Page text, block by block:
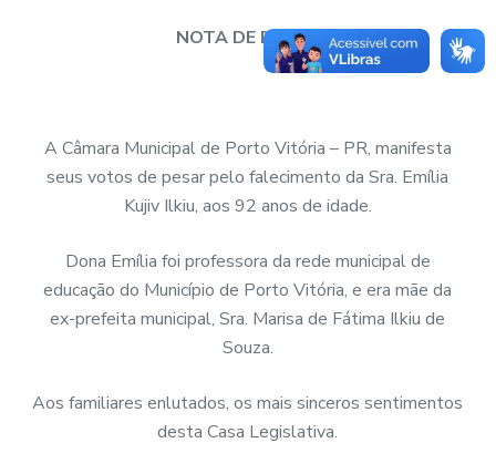
NOTA DE PESAR
A Câmara Municipal de Porto Vitória – PR, manifesta
seus votos de pesar pelo falecimento da Sra. Emília
Kujiv Ilkiu, aos 92 anos de idade.
Dona Emília foi professora da rede municipal de
educação do Município de Porto Vitória, e era mãe da
ex-prefeita municipal, Sra. Marisa de Fátima Ilkiu de
Souza.
Aos familiares enlutados, os mais sinceros sentimentos
desta Casa Legislativa.